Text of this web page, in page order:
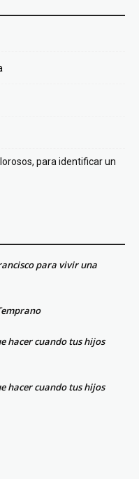
para identificar un
para vivir una
hacer cuando tus hijos
hacer cuando tus hijos